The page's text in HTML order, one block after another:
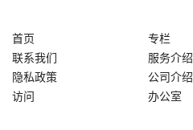
首页
专栏
联系我们
服务介绍
隐私政策
公司介绍
访问
办公室